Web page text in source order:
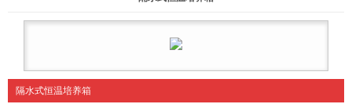
隔水式恒温培养箱